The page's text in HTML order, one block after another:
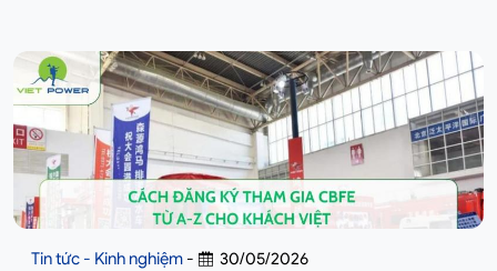
Tin tức - Kinh nghiệm - 30/05/2026